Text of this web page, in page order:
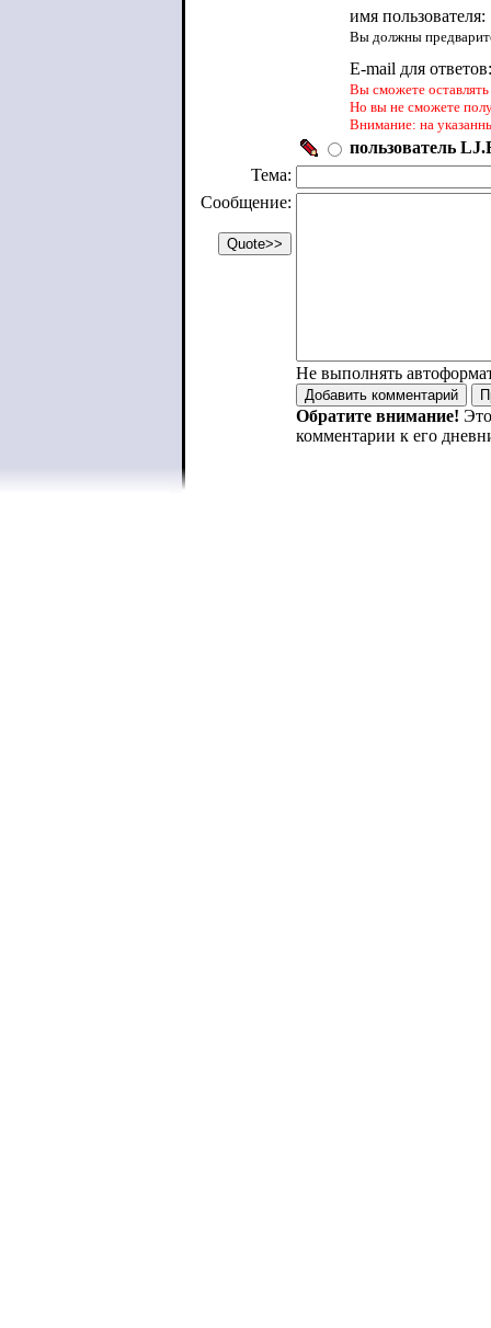
имя пользователя:
Вы должны
E-mail для
Вы сможете
Но вы не сможете
Внимание: на
пользователь
Тема:
Сообщение:
Не выполнять
Обратите внимание!
комментарии к его